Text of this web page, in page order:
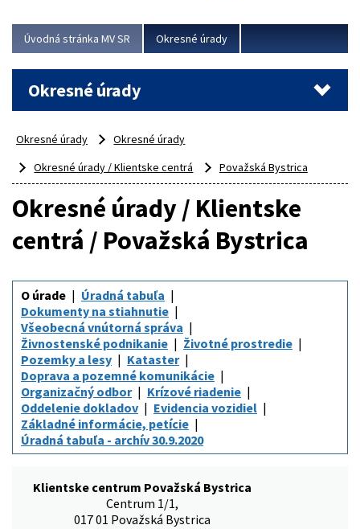
Viac
Úvodná stránka MV SR Okresné úrady
Okresné úrady
Okresné úrady
Okresné úrady
Okresné úrady / Klientske centrá
Považská Bystrica
Okresné úrady / Klientske
centrá / Považská Bystrica
O úrade
Úradná tabuľa
Dokumenty na stiahnutie
Všeobecná vnútorná správa
Živnostenské podnikanie
Životné prostredie
Pozemky a lesy
Kataster
Doprava a pozemné komunikácie
Organizačný odbor
Krízové riadenie
Oddelenie dokladov
Evidencia vozidiel
Základné informácie, petície
Úradná tabuľa - archív 30.9.2020
Klientske centrum Považská Bystrica
Centrum 1/1,
017 01 Považská Bystrica